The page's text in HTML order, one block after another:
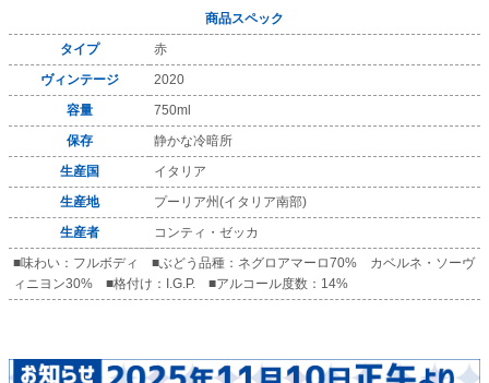
商品スペック
タイプ
赤
ヴィンテージ
2020
容量
750ml
保存
静かな冷暗所
生産国
イタリア
生産地
プーリア州(イタリア南部)
生産者
コンティ・ゼッカ
■味わい：フルボディ ■ぶどう品種：ネグロアマーロ70% カベルネ・ソーヴ
ィニヨン30% ■格付け：I.G.P. ■アルコール度数：14%